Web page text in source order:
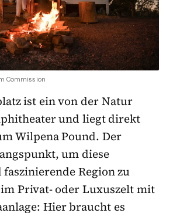
Commission
ist ein von der Natur
und liegt direkt
Wilpena Pound. Der
um diese
Region zu
Privat- oder Luxuszelt mit
Hier braucht es